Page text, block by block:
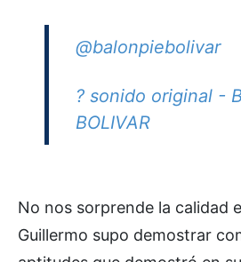
@balonpiebolivar
? sonido original -
BOLIVAR
No nos sorprende la calidad
Guillermo supo demostrar